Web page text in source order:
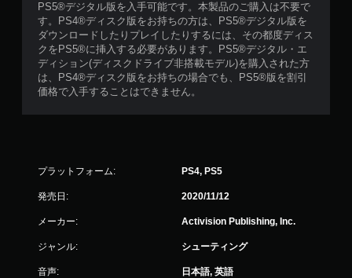
PS5®デジタル版を入手可能です。本製品のご購入は不要で
す。PS4®ディスク版をお持ちの方は、PS5®デジタル版を
ダウンロードしたりプレイしたりするには、その都度ディス
クをPS5®に挿入する必要があります。PS5®デジタル・エ
ディション(ディスクドライブ非搭載モデル)を購入された方
は、PS4®ディスク版をお持ちの場合でも、PS5®版を割引
価格で入手することはできません。
プラットフォーム: PS4, PS5
発売日: 2020/11/12
メーカー: Activision Publishing, Inc.
ジャンル: シューティング
音声: 日本語, 英語